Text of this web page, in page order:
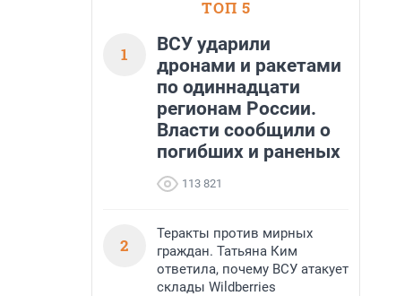
ТОП 5
1
ВСУ ударили
дронами и ракетами
по одиннадцати
регионам России.
Власти сообщили о
погибших и раненых
113 821
2
Теракты против мирных
граждан. Татьяна Ким
ответила, почему ВСУ атакует
склады Wildberries